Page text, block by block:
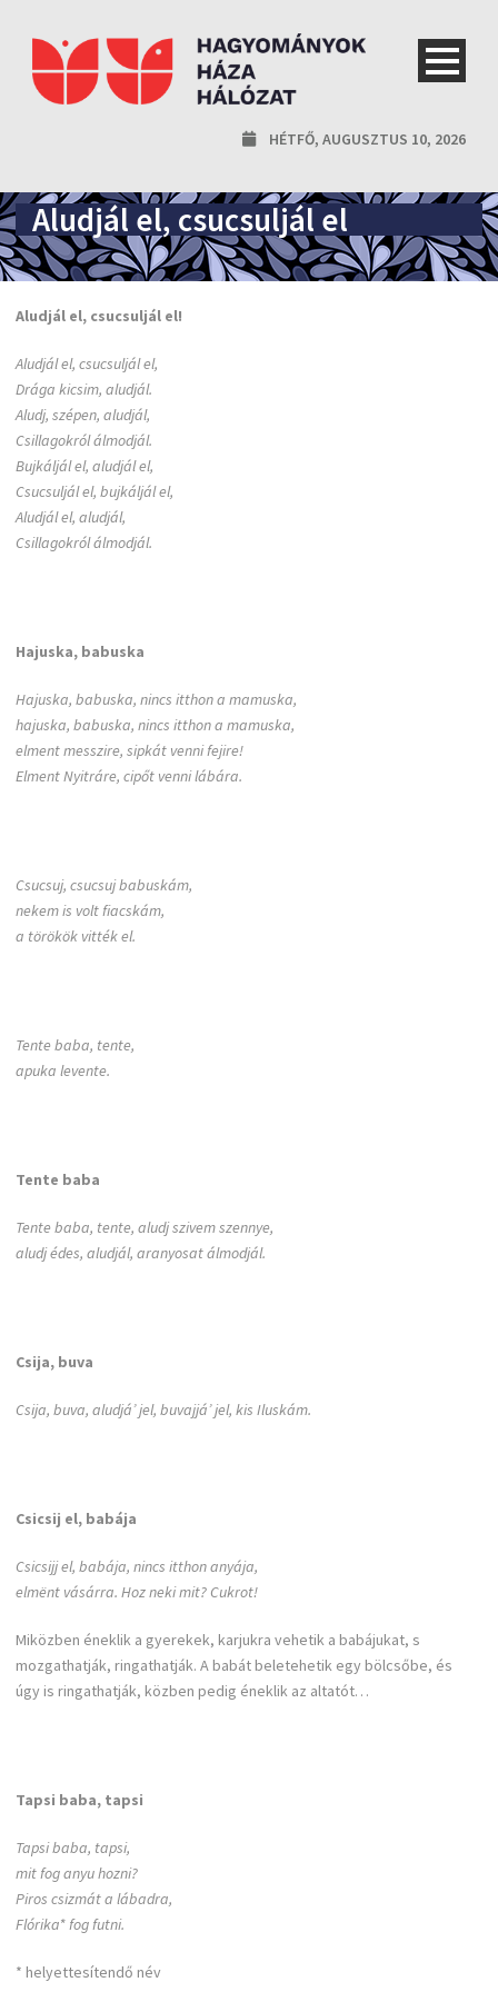
HÉTFŐ, AUGUSZTUS 10, 2026
Aludjál el, csucsuljál el
Aludjál el, csucsuljál el!
Aludjál el, csucsuljál el,
Drága kicsim, aludjál.
Aludj, szépen, aludjál,
Csillagokról álmodjál.
Bujkáljál el, aludjál el,
Csucsuljál el, bujkáljál el,
Aludjál el, aludjál,
Csillagokról álmodjál.
Hajuska, babuska
Hajuska, babuska, nincs itthon a mamuska,
hajuska, babuska, nincs itthon a mamuska,
elment messzire, sipkát venni fejire!
Elment Nyitráre, cipőt venni lábára.
Csucsuj, csucsuj babuskám,
nekem is volt fiacskám,
a törökök vitték el.
Tente baba, tente,
apuka levente.
Tente baba
Tente baba, tente, aludj szivem szennye,
aludj édes, aludjál, aranyosat álmodjál.
Csija, buva
Csija, buva, aludjá’ jel, buvajjá’ jel, kis Iluskám.
Csicsij el, babája
Csicsijj el, babája, nincs itthon anyája,
elmënt vásárra. Hoz neki mit? Cukrot!
Miközben éneklik a gyerekek, karjukra vehetik a babájukat, s
mozgathatják, ringathatják. A babát beletehetik egy bölcsőbe, és
úgy is ringathatják, közben pedig éneklik az altatót…
Tapsi baba, tapsi
Tapsi baba, tapsi,
mit fog anyu hozni?
Piros csizmát a lábadra,
Flórika* fog futni.
* helyettesítendő név